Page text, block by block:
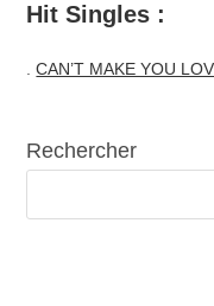
Hit Singles :
.CAN’T MAKE YOU
Rechercher